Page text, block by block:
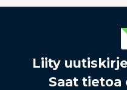
Liity
Saat